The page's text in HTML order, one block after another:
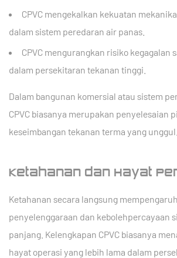
CPVC mengekalkan kekuatan
dalam sistem peredaran air panas.
CPVC mengurangkan risiko kegagalan
dalam persekitaran tekanan tinggi.
Dalam bangunan komersial atau sistem
CPVC biasanya merupakan penyelesaian
keseimbangan tekanan terma yang unggul.
Ketahanan dan Hayat
Ketahanan secara langsung
penyelenggaraan dan kebolehpercayaan
panjang. Kelengkapan CPVC biasanya
hayat operasi yang lebih lama dalam